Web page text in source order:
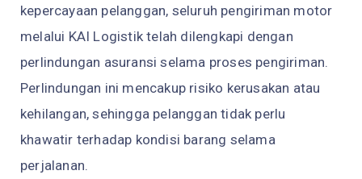
kepercayaan pelanggan, seluruh pengiriman motor
melalui KAI Logistik telah dilengkapi dengan
perlindungan asuransi selama proses pengiriman.
Perlindungan ini mencakup risiko kerusakan atau
kehilangan, sehingga pelanggan tidak perlu
khawatir terhadap kondisi barang selama
perjalanan.